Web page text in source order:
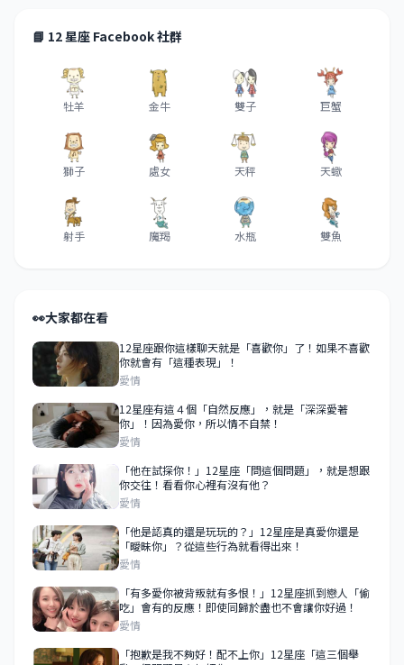
📘 12 星座 Facebook 社群
牡羊 金牛 雙子 巨蟹
獅子 處女 天秤 天蠍
射手 魔羯 水瓶 雙魚
👀大家都在看
12星座跟你這樣聊天就是「喜歡你」了！如果不喜歡
你就會有「這種表現」！
愛情
12星座有這４個「自然反應」，就是「深深愛著
你」！因為愛你，所以情不自禁！
愛情
「他在試探你！」12星座「問這個問題」，就是想跟
你交往！看看你心裡有沒有他？
愛情
「他是認真的還是玩玩的？」12星座是真愛你還是
「曖昧你」？從這些行為就看得出來！
愛情
「有多愛你被背叛就有多恨！」12星座抓到戀人「偷
吃」會有的反應！即使同歸於盡也不會讓你好過！
愛情
「抱歉是我不夠好！配不上你」12星座「這三個舉